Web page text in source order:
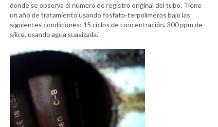
donde se observa el número de registro original del tubo. Tiene
un año de tratamiento usando fosfato-terpolímeros bajo las
siguientes condiciones: 15 ciclos de concentración, 300 ppm de
sílice, usando agua suavizada."